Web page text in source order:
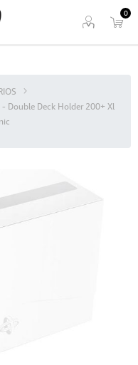
0
Double Deck Holder 200+ Xl